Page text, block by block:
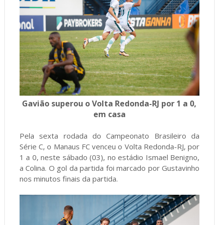
Gavião superou o Volta Redonda-RJ por 1 a 0,
em casa
Pela sexta rodada do Campeonato Brasileiro da
Série C, o Manaus FC venceu o Volta Redonda-RJ, por
1 a 0, neste sábado (03), no estádio Ismael Benigno,
a Colina. O gol da partida foi marcado por Gustavinho
nos minutos finais da partida.